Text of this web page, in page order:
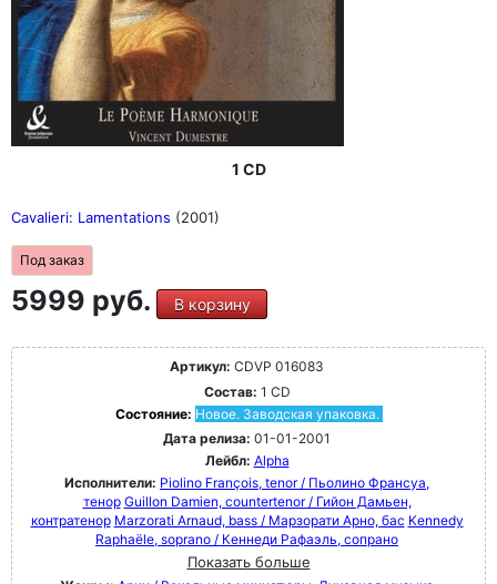
1 CD
Cavalieri: Lamentations (2001)
Под заказ
5999 руб. В корзину
Артикул: CDVP 016083
Состав: 1 CD
Состояние: Новое. Заводская упаковка.
Дата релиза: 01-01-2001
Лейбл: Alpha
Исполнители: Piolino François, tenor / Пьолино Франсуа,
тенор Guillon Damien, countertenor / Гийон Дамьен,
контратенор Marzorati Arnaud, bass / Марзорати Арно, бас Kennedy
Raphaële, soprano / Кеннеди Рафаэль, сопрано
Показать больше